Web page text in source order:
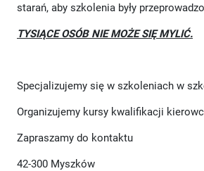
starań, aby szkolenia były
TYSIĄCE OSÓB NIE MOŻE SIĘ MYLIĆ.
Specjalizujemy się w szkoleniach w
Organizujemy kursy kwalifikacji
Zapraszamy do kontaktu
42-300 Myszków